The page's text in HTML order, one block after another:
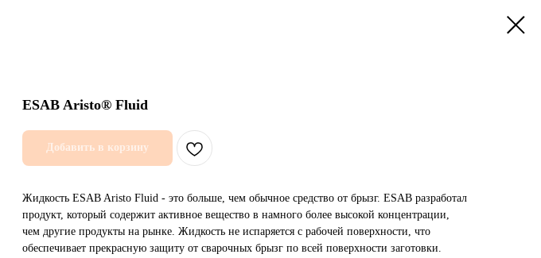
ESAB Aristo® Fluid
Добавить в корзину
Жидкость ESAB Aristo Fluid - это больше, чем обычное средство от брызг. ESAB разработал
продукт, который содержит активное вещество в намного более высокой концентрации,
чем другие продукты на рынке. Жидкость не испаряется с рабочей поверхности, что
обеспечивает прекрасную защиту от сварочных брызг по всей поверхности заготовки.